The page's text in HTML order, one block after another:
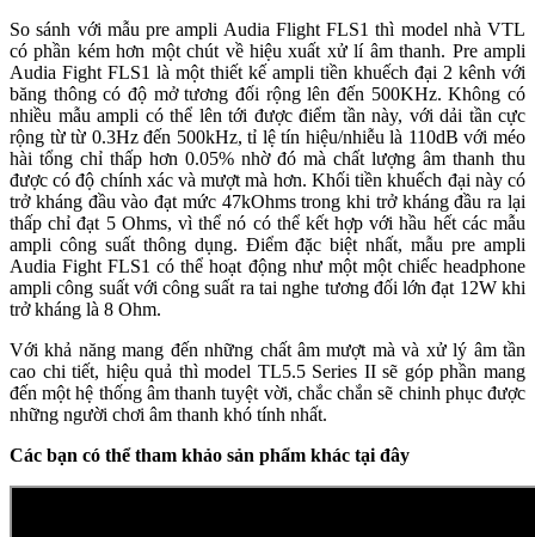
So sánh với mẫu pre ampli Audia Flight FLS1 thì model nhà VTL
có phần kém hơn một chút về hiệu xuất xử lí âm thanh. Pre ampli
Audia Fight FLS1 là một thiết kế ampli tiền khuếch đại 2 kênh với
băng thông có độ mở tương đối rộng lên đến 500KHz. Không có
nhiều mẫu ampli có thể lên tới được điểm tần này, với dải tần cực
rộng từ từ 0.3Hz đến 500kHz, tỉ lệ tín hiệu/nhiễu là 110dB với méo
hài tổng chỉ thấp hơn 0.05% nhờ đó mà chất lượng âm thanh thu
được có độ chính xác và mượt mà hơn. Khối tiền khuếch đại này có
trở kháng đầu vào đạt mức 47kOhms trong khi trở kháng đầu ra lại
thấp chỉ đạt 5 Ohms, vì thể nó có thể kết hợp với hầu hết các mẫu
ampli công suất thông dụng. Điểm đặc biệt nhất, mẫu pre ampli
Audia Fight FLS1 có thể hoạt động như một một chiếc headphone
ampli công suất với công suất ra tai nghe tương đối lớn đạt 12W khi
trở kháng là 8 Ohm.
Với khả năng mang đến những chất âm mượt mà và xử lý âm tần
cao chi tiết, hiệu quả thì model TL5.5 Series II sẽ góp phần mang
đến một hệ thống âm thanh tuyệt vời, chắc chắn sẽ chinh phục được
những người chơi âm thanh khó tính nhất.
Các bạn có thể tham khảo sản phẩm khác tại đây